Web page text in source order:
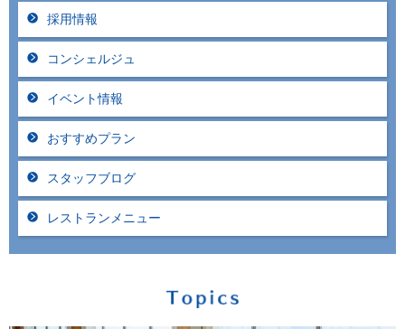
採用情報
コンシェルジュ
イベント情報
おすすめプラン
スタッフブログ
レストランメニュー